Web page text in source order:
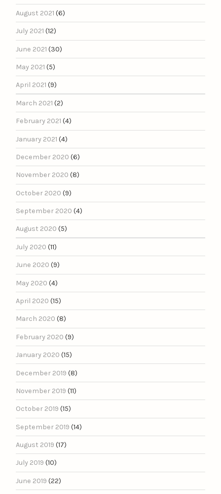
August 2021 (6)
July 2021 (12)
June 2021 (30)
May 2021 (5)
April 2021 (9)
March 2021 (2)
February 2021 (4)
January 2021 (4)
December 2020 (6)
November 2020 (8)
October 2020 (9)
September 2020 (4)
August 2020 (5)
July 2020 (11)
June 2020 (9)
May 2020 (4)
April 2020 (15)
March 2020 (8)
February 2020 (9)
January 2020 (15)
December 2019 (8)
November 2019 (11)
October 2019 (15)
September 2019 (14)
August 2019 (17)
July 2019 (10)
June 2019 (22)